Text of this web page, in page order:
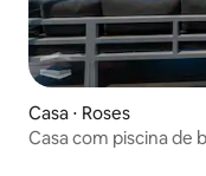
Casa ⋅ Roses
Casa com piscina de